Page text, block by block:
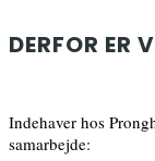
DERFOR ER
Indehaver hos
samarbejde: